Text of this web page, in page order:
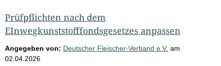
Prüfpflichten nach dem
EInwegkunststofffondsgesetzes anpassen
Angegeben von: Deutscher Fleischer-Verband e.V. am
02.04.2026